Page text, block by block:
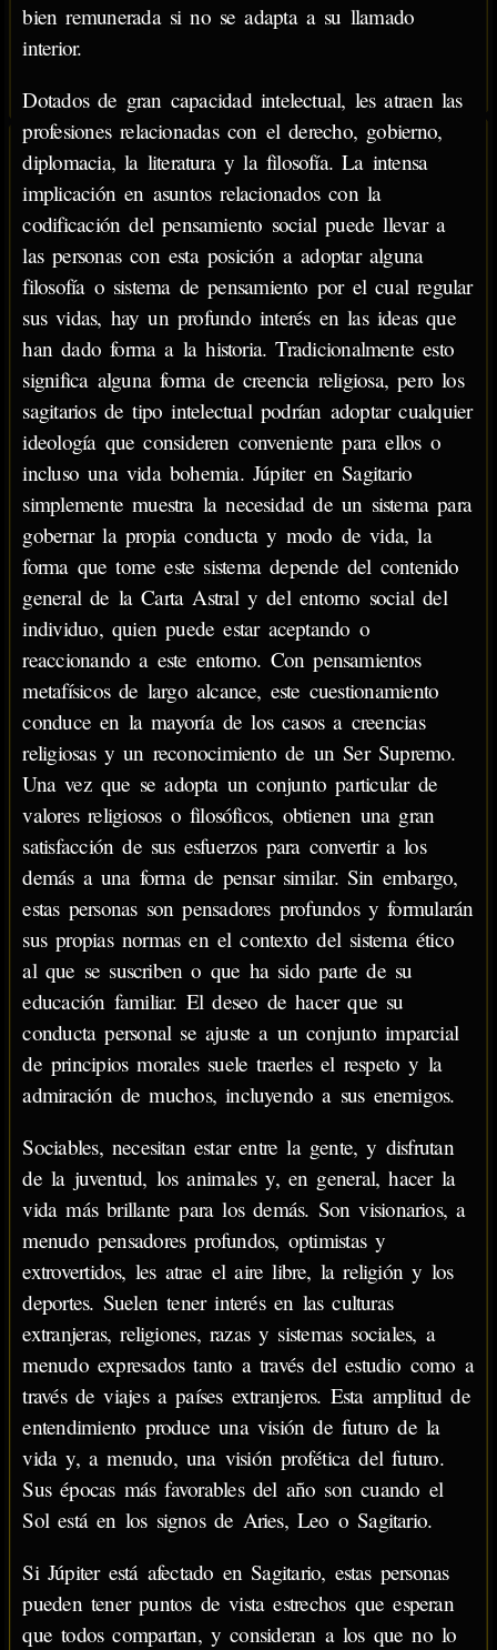
bien remunerada si no se adapta a su llamado
interior.
Dotados de gran capacidad intelectual, les atraen las
profesiones relacionadas con el derecho, gobierno,
diplomacia, la literatura y la filosofía. La intensa
implicación en asuntos relacionados con la
codificación del pensamiento social puede llevar a
las personas con esta posición a adoptar alguna
filosofía o sistema de pensamiento por el cual regular
sus vidas, hay un profundo interés en las ideas que
han dado forma a la historia. Tradicionalmente esto
significa alguna forma de creencia religiosa, pero los
sagitarios de tipo intelectual podrían adoptar cualquier
ideología que consideren conveniente para ellos o
incluso una vida bohemia. Júpiter en Sagitario
simplemente muestra la necesidad de un sistema para
gobernar la propia conducta y modo de vida, la
forma que tome este sistema depende del contenido
general de la Carta Astral y del entorno social del
individuo, quien puede estar aceptando o
reaccionando a este entorno. Con pensamientos
metafísicos de largo alcance, este cuestionamiento
conduce en la mayoría de los casos a creencias
religiosas y un reconocimiento de un Ser Supremo.
Una vez que se adopta un conjunto particular de
valores religiosos o filosóficos, obtienen una gran
satisfacción de sus esfuerzos para convertir a los
demás a una forma de pensar similar. Sin embargo,
estas personas son pensadores profundos y formularán
sus propias normas en el contexto del sistema ético
al que se suscriben o que ha sido parte de su
educación familiar. El deseo de hacer que su
conducta personal se ajuste a un conjunto imparcial
de principios morales suele traerles el respeto y la
admiración de muchos, incluyendo a sus enemigos.
Sociables, necesitan estar entre la gente, y disfrutan
de la juventud, los animales y, en general, hacer la
vida más brillante para los demás. Son visionarios, a
menudo pensadores profundos, optimistas y
extrovertidos, les atrae el aire libre, la religión y los
deportes. Suelen tener interés en las culturas
extranjeras, religiones, razas y sistemas sociales, a
menudo expresados tanto a través del estudio como a
través de viajes a países extranjeros. Esta amplitud de
entendimiento produce una visión de futuro de la
vida y, a menudo, una visión profética del futuro.
Sus épocas más favorables del año son cuando el
Sol está en los signos de Aries, Leo o Sagitario.
Si Júpiter está afectado en Sagitario, estas personas
pueden tener puntos de vista estrechos que esperan
que todos compartan, y consideran a los que no lo